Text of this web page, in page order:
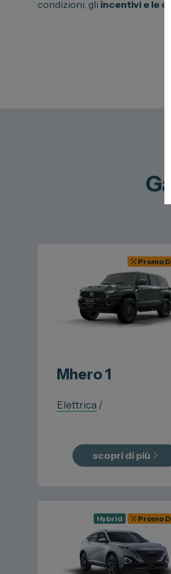
condizioni, gli incentivi e le
Promo
Mhero1
Elettrica /
scopri di più
Hybrid Promo